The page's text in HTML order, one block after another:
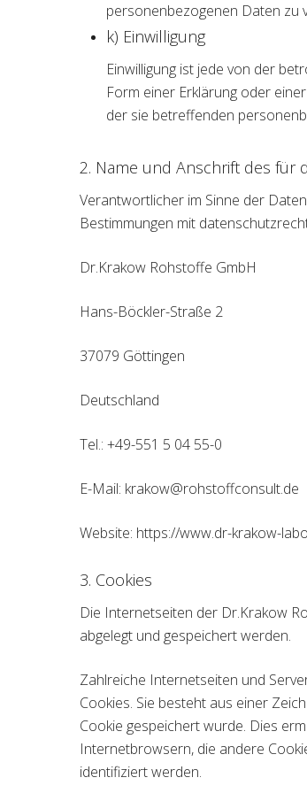
personenbezogenen Daten zu
k) Einwilligung
Einwilligung ist jede von der
Form einer Erklärung oder
der sie betreffenden
2. Name und Anschrift des für
Verantwortlicher im Sinne der
Bestimmungen mit
Dr.Krakow Rohstoffe GmbH
Hans-Böckler-Straße 2
37079 Göttingen
Deutschland
Tel.: +49-551 5 04 55-0
E-Mail: krakow@rohstoffconsult.de
Website: https://www.dr-krakow-
3. Cookies
Die Internetseiten der Dr.Krakow
abgelegt und gespeichert werden.
Zahlreiche Internetseiten und
Cookies. Sie besteht aus einer
Cookie gespeichert wurde. Dies
Internetbrowsern, die andere
identifiziert werden.